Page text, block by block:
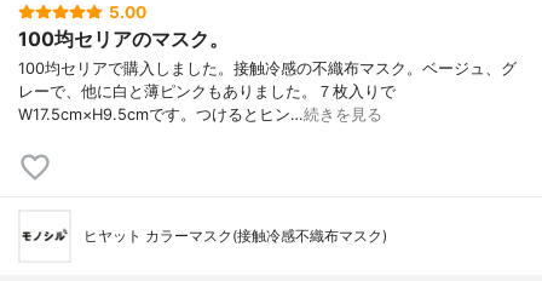
5.00
100均セリアのマスク。
100均セリアで購入しました。接触冷感の不織布マスク。ベージュ、グ
レーで、他に白と薄ピンクもありました。７枚入りで
W17.5cm×H9.5cmです。つけるとヒン…続きを見る
ヒヤット カラーマスク(接触冷感不織布マスク)